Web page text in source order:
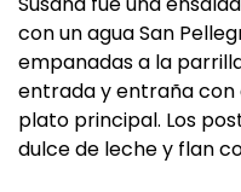
con un agua San
empanadas a la
entrada y entraña con
plato principal. Los
dulce de leche y flan